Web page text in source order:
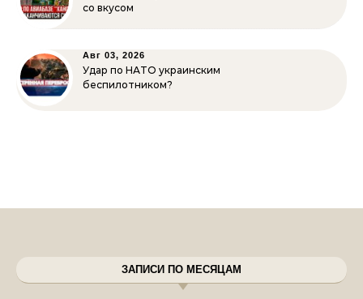
со вкусом
Авг 03, 2026
Удар по НАТО украинским
беспилотником?
ЗАПИСИ ПО МЕСЯЦАМ